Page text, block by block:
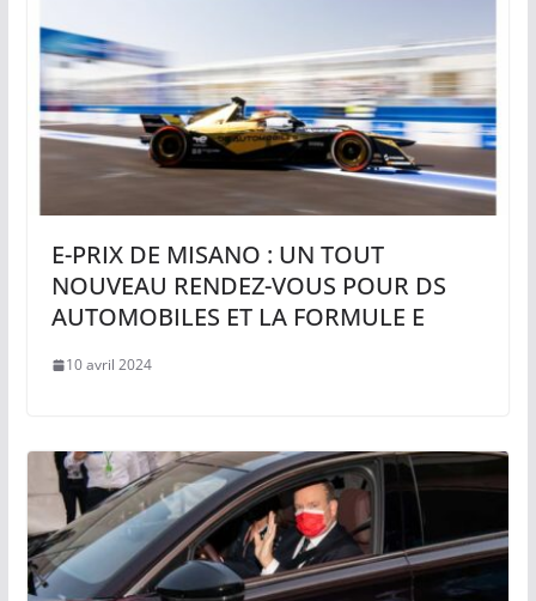
E-PRIX DE MISANO : UN TOUT
NOUVEAU RENDEZ-VOUS POUR DS
AUTOMOBILES ET LA FORMULE E
10 avril 2024